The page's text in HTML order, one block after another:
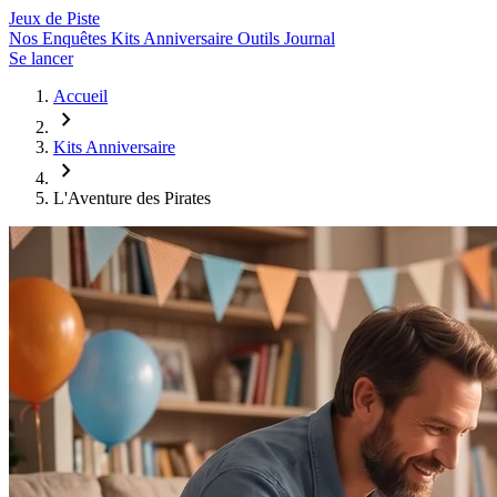
Jeux de Piste
Nos Enquêtes Kits Anniversaire Outils Journal
Se lancer
Accueil
chevron_right
Kits Anniversaire
chevron_right
L'Aventure des Pirates